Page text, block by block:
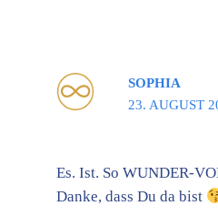
SOPHIA
23. AUGUST
Es. Ist. So WUNDER-
Danke, dass Du da bist